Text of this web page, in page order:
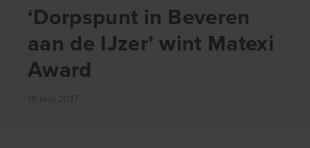
‘Dorpspunt in Beveren
aan de IJzer’ wint Matexi
Award